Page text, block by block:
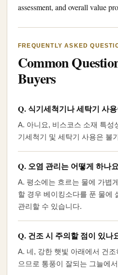
assessment, and overall value
FREQUENTLY ASKED
Common
Buyers
Q. 식기세척기나 세탁기 사
A. 아니요, 비스코스 소재 특성
기세척기 및 세탁기 사용은 불
Q. 오염 관리는 어떻게 하나
A. 평소에는 흐르는 물에 가볍
할 경우 베이킹소다를 푼 물에
관리할 수 있습니다.
Q. 건조 시 주의할 점이 있나
A. 네, 강한 햇빛 아래에서 건
으므로 통풍이 잘되는 그늘에